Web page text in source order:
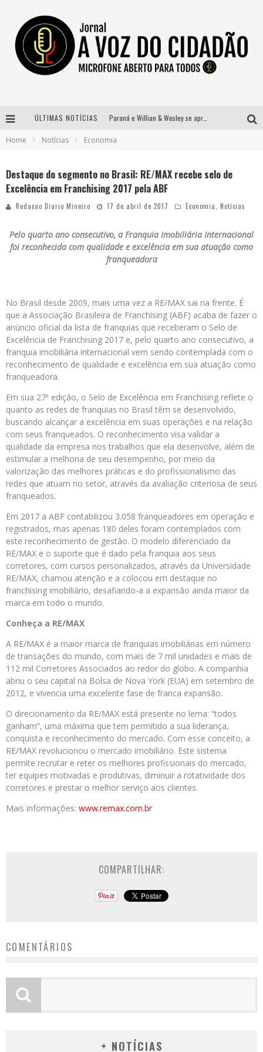
ÚLTIMAS NOTÍCIAS Paraná e Willian & Wesley se apresentam no Carretão Trevo Contagem nesta sexta-feira
Home Notícias Economia
Destaque do segmento no Brasil: RE/MAX recebe selo de
Excelência em Franchising 2017 pela ABF
Redacao Diario Mineiro 17 de abril de 2017 Economia Notícias
Pelo quarto ano consecutivo, a Franquia Imobiliária Internacional
foi reconhecida com qualidade e excelência em sua atuação como
franqueadora
No Brasil desde 2009, mais uma vez a RE/MAX sai na frente. É
que a Associação Brasileira de Franchising (ABF) acaba de fazer o
anúncio oficial da lista de franquias que receberam o Selo de
Excelência de Franchising 2017 e, pelo quarto ano consecutivo, a
franquia imobiliária internacional vem sendo contemplada com o
reconhecimento de qualidade e excelência em sua atuação como
franqueadora.
Em sua 27ª edição, o Selo de Excelência em Franchising reflete o
quanto as redes de franquias no Brasil têm se desenvolvido,
buscando alcançar a excelência em suas operações e na relação
com seus franqueados. O reconhecimento visa validar a
qualidade da empresa nos trabalhos que ela desenvolve, além de
estimular a melhoria de seu desempenho, por meio da
valorização das melhores práticas e do profissionalismo das
redes que atuam no setor, através da avaliação criteriosa de seus
franqueados.
Em 2017 a ABF contabilizou 3.058 franqueadores em operação e
registrados, mas apenas 180 deles foram contemplados com
este reconhecimento de gestão. O modelo diferenciado da
RE/MAX e o suporte que é dado pela franquia aos seus
corretores, com cursos personalizados, através da Universidade
RE/MAX, chamou atenção e a colocou em destaque no
franchising imobiliário, desafiando-a a expansão ainda maior da
marca em todo o mundo.
Conheça a RE/MAX
A RE/MAX é a maior marca de franquias imobiliárias em número
de transações do mundo, com mais de 7 mil unidades e mais de
112 mil Corretores Associados ao redor do globo. A companhia
abriu o seu capital na Bolsa de Nova York (EUA) em setembro de
2012, e vivencia uma excelente fase de franca expansão.
O direcionamento da RE/MAX está presente no lema: “todos
ganham”, uma máxima que tem permitido a sua liderança,
conquista e reconhecimento do mercado. Com esse conceito, a
RE/MAX revolucionou o mercado imobiliário. Este sistema
permite recrutar e reter os melhores profissionais do mercado,
ter equipes motivadas e produtivas, diminuir a rotatividade dos
corretores e prestar o melhor serviço aos clientes.
Mais informações: www.remax.com.br
COMPARTILHAR:
COMENTÁRIOS
+ NOTÍCIAS